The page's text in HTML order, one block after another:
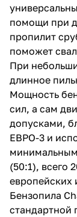
помощи при
пропилит
поможет
При
длинное
Мощность
сил, а сам
допусками,
ЕВРО-3 и
минимальным
(50:1), всего
европейских
Бензопила